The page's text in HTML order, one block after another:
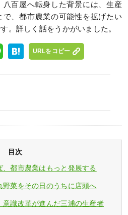
八百屋へ転身した背景には、生産
、都市農業の可能性を拡げたい
。詳しく話をうかがいました。
URLをコピー
目次
都市農業はもっと発展する
菜をその日のうちに店頭へ
識改革が進んだ三浦の生産者